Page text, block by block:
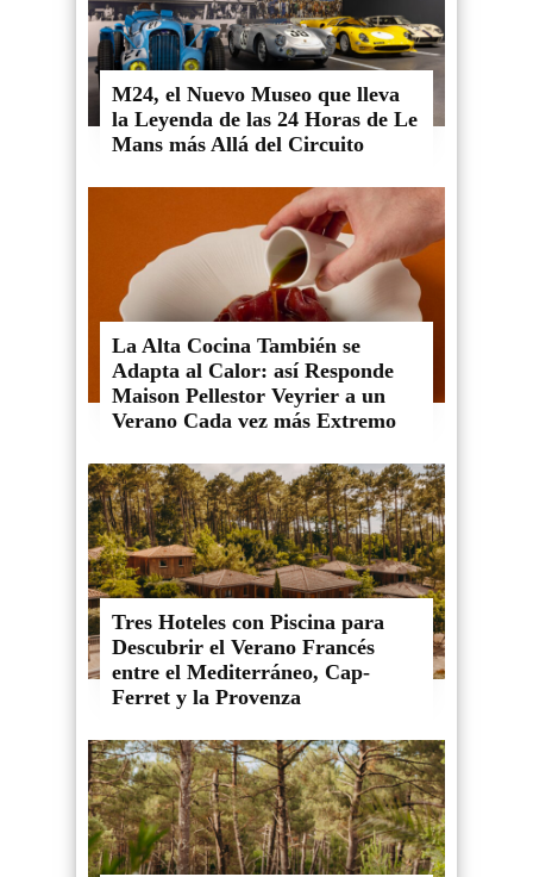
M24, el Nuevo Museo que lleva
la Leyenda de las 24 Horas de Le
Mans más Allá del Circuito
La Alta Cocina También se
Adapta al Calor: así Responde
Maison Pellestor Veyrier a un
Verano Cada vez más Extremo
Tres Hoteles con Piscina para
Descubrir el Verano Francés
entre el Mediterráneo, Cap-
Ferret y la Provenza